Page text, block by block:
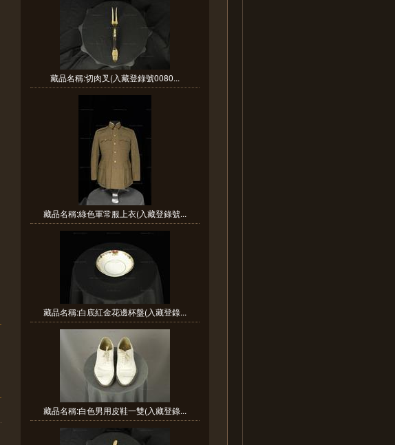
藏品名稱:切肉叉(入藏登錄號0080...
藏品名稱:綠色軍常服上衣(入藏登錄號...
藏品名稱:白底紅金花邊杯盤(入藏登錄...
藏品名稱:白色男用皮鞋一雙(入藏登錄...